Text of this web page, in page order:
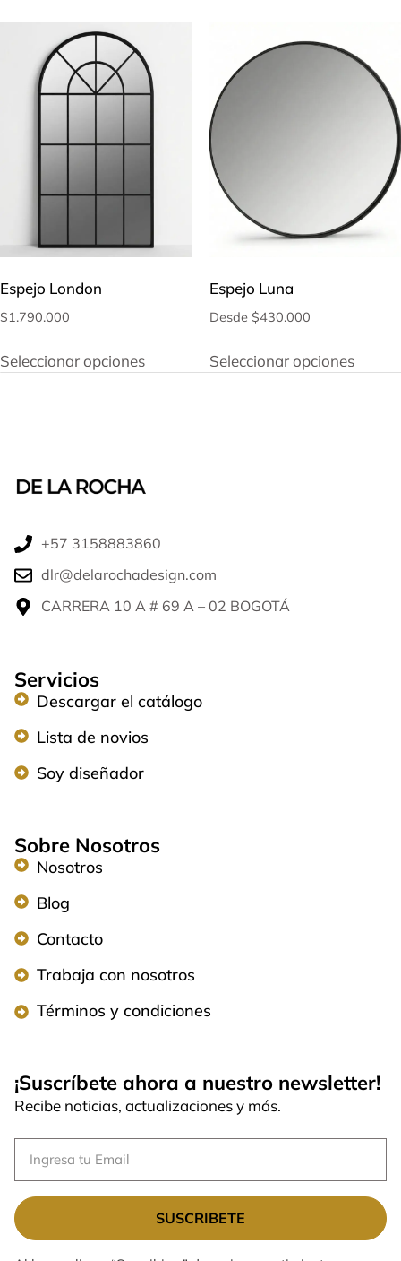
Espejo London
$1.790.000
Seleccionar opciones
Espejo Luna
Desde $430.000
Seleccionar opciones
+57 3158883860​
dlr@delarochadesign.com
CARRERA 10 A # 69 A – 02 BOGOTÁ​
Servicios
Descargar el catálogo
Lista de novios
Soy diseñador
Sobre Nosotros
Nosotros
Blog
Contacto
Trabaja con nosotros
Términos y condiciones
¡Suscríbete ahora a nuestro newsletter!
Recibe noticias, actualizaciones y más.
SUSCRIBETE